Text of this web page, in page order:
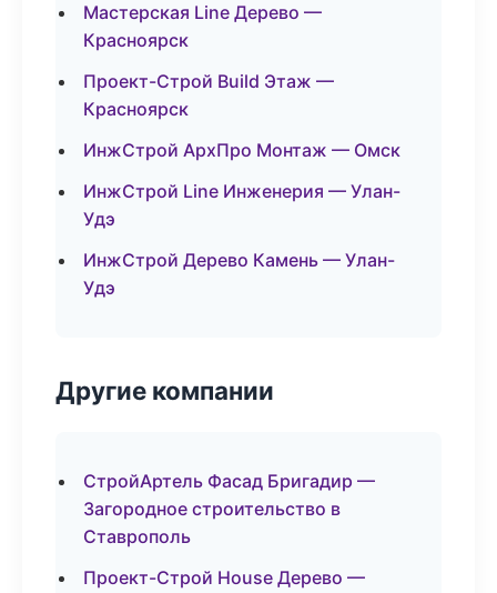
Мастерская Line Дерево —
Красноярск
Проект-Строй Build Этаж —
Красноярск
ИнжСтрой АрхПро Монтаж — Омск
ИнжСтрой Line Инженерия — Улан-
Удэ
ИнжСтрой Дерево Камень — Улан-
Удэ
Другие компании
СтройАртель Фасад Бригадир —
Загородное строительство в
Ставрополь
Проект-Строй House Дерево —